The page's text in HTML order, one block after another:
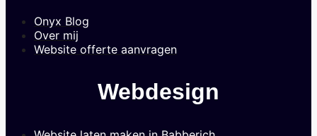
Onyx Blog
Over mij
Website offerte aanvragen
Webdesign